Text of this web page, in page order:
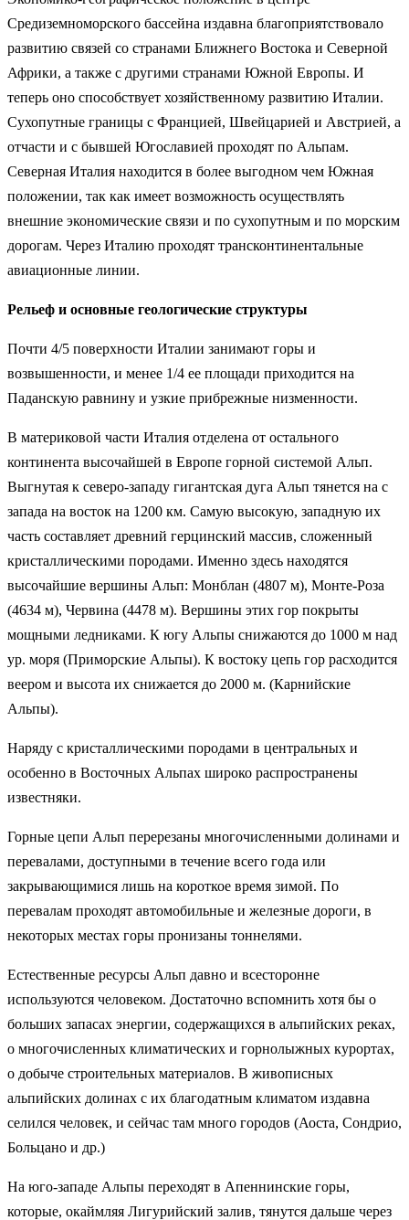
Средиземноморского бассейна издавна благоприятствовало
развитию связей со странами Ближнего Востока и Северной
Африки, а также с другими странами Южной Европы. И
теперь оно способствует хозяйственному развитию Италии.
Сухопутные границы с Францией, Швейцарией и Австрией, а
отчасти и с бывшей Югославией проходят по Альпам.
Северная Италия находится в более выгодном чем Южная
положении, так как имеет возможность осуществлять
внешние экономические связи и по сухопутным и по морским
дорогам. Через Италию проходят трансконтинентальные
авиационные линии.
Рельеф и основные геологические структуры
Почти 4/5 поверхности Италии занимают горы и
возвышенности, и менее 1/4 ее площади приходится на
Паданскую равнину и узкие прибрежные низменности.
В материковой части Италия отделена от остального
континента высочайшей в Европе горной системой Альп.
Выгнутая к северо-западу гигантская дуга Альп тянется на с
запада на восток на 1200 км. Самую высокую, западную их
часть составляет древний герцинский массив, сложенный
кристаллическими породами. Именно здесь находятся
высочайшие вершины Альп: Монблан (4807 м), Монте-Роза
(4634 м), Червина (4478 м). Вершины этих гор покрыты
мощными ледниками. К югу Альпы снижаются до 1000 м над
ур. моря (Приморские Альпы). К востоку цепь гор расходится
веером и высота их снижается до 2000 м. (Карнийские
Альпы).
Наряду с кристаллическими породами в центральных и
особенно в Восточных Альпах широко распространены
известняки.
Горные цепи Альп перерезаны многочисленными долинами и
перевалами, доступными в течение всего года или
закрывающимися лишь на короткое время зимой. По
перевалам проходят автомобильные и железные дороги, в
некоторых местах горы пронизаны тоннелями.
Естественные ресурсы Альп давно и всесторонне
используются человеком. Достаточно вспомнить хотя бы о
больших запасах энергии, содержащихся в альпийских реках,
о многочисленных климатических и горнолыжных курортах,
о добыче строительных материалов. В живописных
альпийских долинах с их благодатным климатом издавна
селился человек, и сейчас там много городов (Аоста, Сондрио,
Больцано и др.)
На юго-западе Альпы переходят в Апеннинские горы,
которые, окаймляя Лигурийский залив, тянутся дальше через